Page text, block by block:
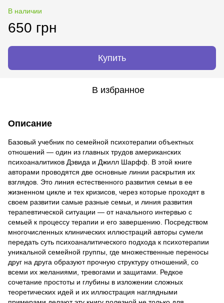
В наличии
650 грн
Купить
В избранное
Описание
Базовый учебник по семейной психотерапии объектных
отношений — один из главных трудов американских
психоаналитиков Дэвида и Джилл Шарфф. В этой книге
авторами проводятся две основные линии раскрытия их
взглядов. Это линия естественного развития семьи в ее
жизненном цикле и тех кризисов, через которые проходят в
своем развитии самые разные семьи, и линия развития
терапевтической ситуации — от начального интервью с
семьей к процессу терапии и его завершению. Посредством
многочисленных клинических иллюстраций авторы сумели
передать суть психоаналитического подхода к психотерапии
уникальной семейной группы, где множественные переносы
друг на друга образуют прочную структуру отношений, со
всеми их желаниями, тревогами и защитами. Редкое
сочетание простоты и глубины в изложении сложных
теоретических идей и их иллюстрация наглядными